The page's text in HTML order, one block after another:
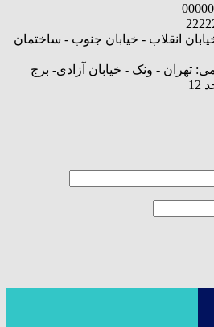
انقلاب - خیابان جنوب - ساختمان
تهران - ونک - خیابان آزادی- برج